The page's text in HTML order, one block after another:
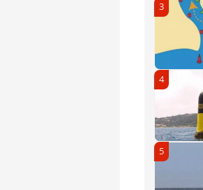
Moyen
3
4
5